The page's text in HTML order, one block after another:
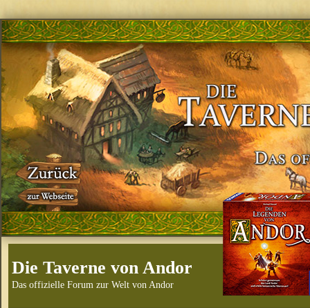
Die Taverne von Andor
Das offizielle Forum zur Welt von Andor